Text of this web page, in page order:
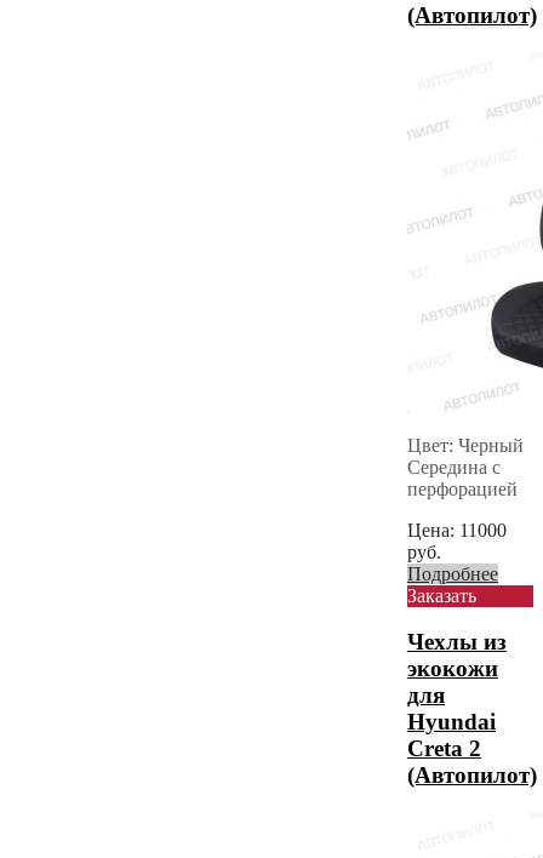
(Автопилот)
Цвет: Черный
Середина с
перфорацией
Цена: 11000
руб.
Подробнее
Заказать
Чехлы из
экокожи
для
Hyundai
Creta 2
(Автопилот)